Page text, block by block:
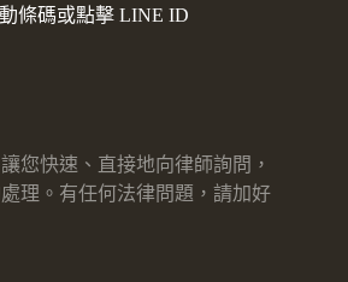
條碼或點擊 LINE ID
您快速、直接地向律師詢問，
理。有任何法律問題，請加好